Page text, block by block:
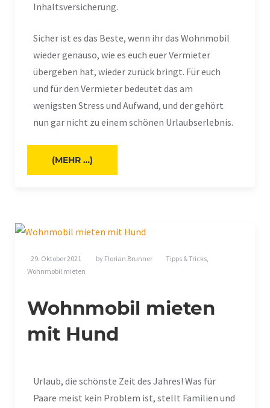
Inhaltsversicherung.
Sicher ist es das Beste, wenn ihr das Wohnmobil
wieder genauso, wie es euch euer Vermieter
übergeben hat, wieder zurück bringt. Für euch
und für den Vermieter bedeutet das am
wenigsten Stress und Aufwand, und der gehört
nun gar nicht zu einem schönen Urlaubserlebnis.
(MEHR …)
29. Oktober 2021 by Florian Brunner Tipps & Tricks,
Wohnmobil mieten
Wohnmobil mieten
mit Hund
Urlaub, die schönste Zeit des Jahres! Was für
Paare meist kein Problem ist, stellt Familien und